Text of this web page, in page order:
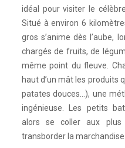
idéal pour visiter le
Situé à environ 6
gros s’anime dès l’aube,
chargés de fruits, de
même point du fleuve.
haut d’un mât les produits
patates douces…), une
ingénieuse. Les petits
alors se coller aux plus
transborder la marchandise.